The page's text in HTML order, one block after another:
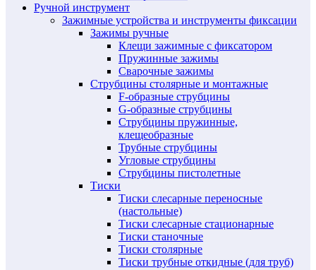
Ручной инструмент
Зажимные устройства и инструменты фиксации
Зажимы ручные
Клещи зажимные с фиксатором
Пружинные зажимы
Сварочные зажимы
Струбцины столярные и монтажные
F-образные струбцины
G-образные струбцины
Струбцины пружинные,
клещеобразные
Трубные струбцины
Угловые струбцины
Струбцины пистолетные
Тиски
Тиски слесарные переносные
(настольные)
Тиски слесарные стационарные
Тиски станочные
Тиски столярные
Тиски трубные откидные (для труб)